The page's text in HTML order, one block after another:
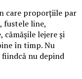
care proporțiile par
fustele line,
lejere și
în timp. Nu
nu depind